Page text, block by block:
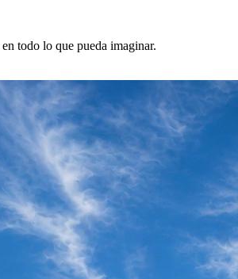
todo lo que pueda imaginar.